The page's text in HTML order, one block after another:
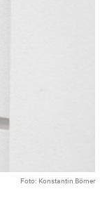
Foto: Konstantin Börner